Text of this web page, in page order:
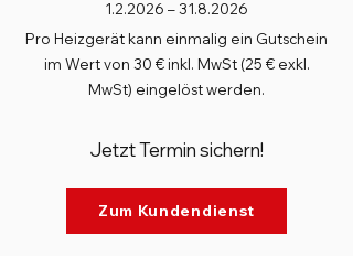
1.2.2026 –31.8.2026
Pro Heizgerät kann einmalig ein Gutschein
im Wert von 30 € inkl. MwSt (25 € exkl.
MwSt) eingelöst werden.
Jetzt Termin sichern!
Zum Kundendienst